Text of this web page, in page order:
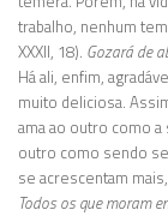
trabalho, nenhum
XXXII, 18). Gozará de
Há ali, enfim,
muito deliciosa.
ama ao outro como
outro como sendo
se acrescentam
Todos os que moram